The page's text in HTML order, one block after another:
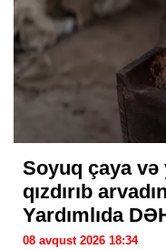
Soyuq çaya
qızdırıb
Yardımlıda
08 avqust 2026 18:34